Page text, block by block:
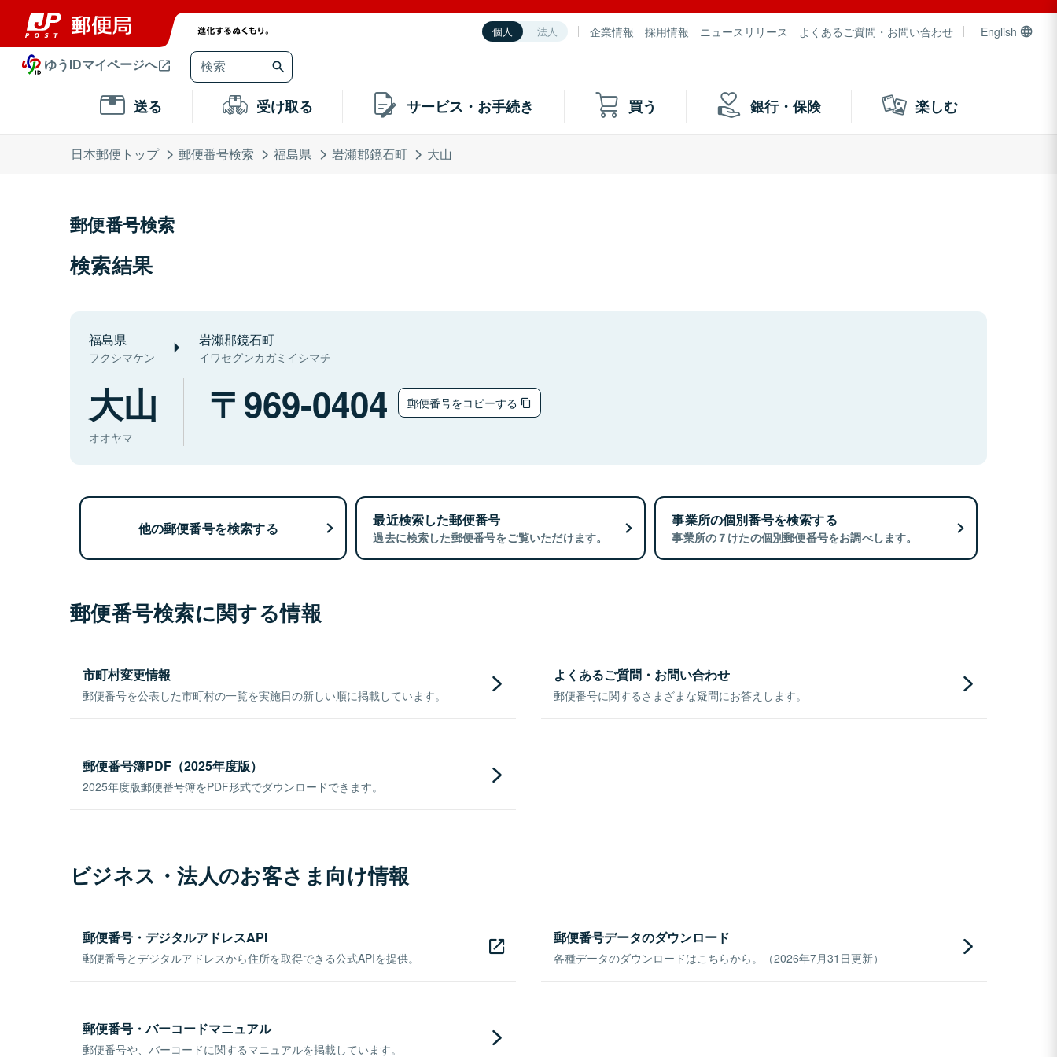
個人 法人 企業情報 採用情報 ニュースリリース よくあるご質問・お問い合わせ English
ゆうIDマイページへ
送る 受け取る サービス・お手続き 買う 銀行・保険 楽しむ
日本郵便トップ 郵便番号検索 福島県 岩瀬郡鏡石町 大山
郵便番号検索
検索結果
福島県
フクシマケン
岩瀬郡鏡石町
イワセグンカガミイシマチ
大山
オオヤマ
969-0404 郵便番号をコピーする
他の郵便番号を検索する 最近検索した郵便番号
過去に検索した郵便番号をご覧いただけます。
事業所の個別番号を検索する
事業所の７けたの個別郵便番号をお調べします。
郵便番号検索に関する情報
市町村変更情報
郵便番号を公表した市町村の一覧を実施日の新しい順に掲載しています。
よくあるご質問・お問い合わせ
郵便番号に関するさまざまな疑問にお答えします。
郵便番号簿PDF（2025年度版）
2025年度版郵便番号簿をPDF形式でダウンロードできます。
ビジネス・法人のお客さま向け情報
郵便番号・デジタルアドレスAPI
郵便番号とデジタルアドレスから住所を取得できる公式APIを提供。
郵便番号データのダウンロード
各種データのダウンロードはこちらから。（2026年7月31日更新）
郵便番号・バーコードマニュアル
郵便番号や、バーコードに関するマニュアルを掲載しています。